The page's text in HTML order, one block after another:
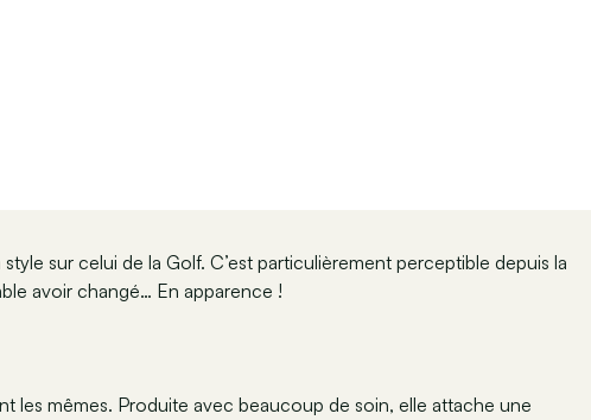
sur celui de la Golf. C’est particulièrement perceptible depuis la
avoir changé… En apparence !
les mêmes. Produite avec beaucoup de soin, elle attache une